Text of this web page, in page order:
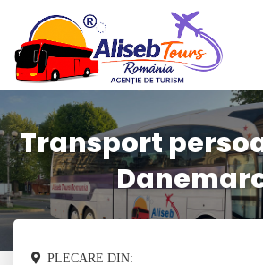
Transport
PLECARE DIN: